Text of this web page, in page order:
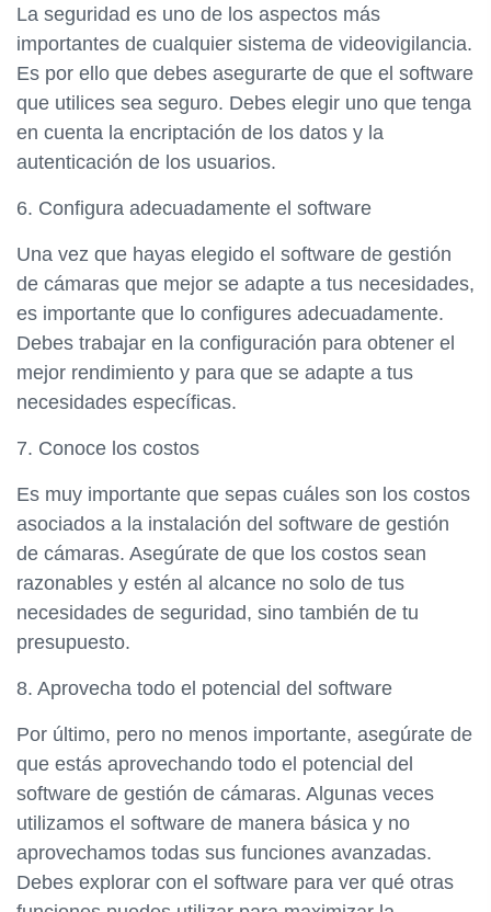
La seguridad es uno de los aspectos más
importantes de cualquier sistema de videovigilancia.
Es por ello que debes asegurarte de que el software
que utilices sea seguro. Debes elegir uno que tenga
en cuenta la encriptación de los datos y la
autenticación de los usuarios.
6. Configura adecuadamente el software
Una vez que hayas elegido el software de gestión
de cámaras que mejor se adapte a tus necesidades,
es importante que lo configures adecuadamente.
Debes trabajar en la configuración para obtener el
mejor rendimiento y para que se adapte a tus
necesidades específicas.
7. Conoce los costos
Es muy importante que sepas cuáles son los costos
asociados a la instalación del software de gestión
de cámaras. Asegúrate de que los costos sean
razonables y estén al alcance no solo de tus
necesidades de seguridad, sino también de tu
presupuesto.
8. Aprovecha todo el potencial del software
Por último, pero no menos importante, asegúrate de
que estás aprovechando todo el potencial del
software de gestión de cámaras. Algunas veces
utilizamos el software de manera básica y no
aprovechamos todas sus funciones avanzadas.
Debes explorar con el software para ver qué otras